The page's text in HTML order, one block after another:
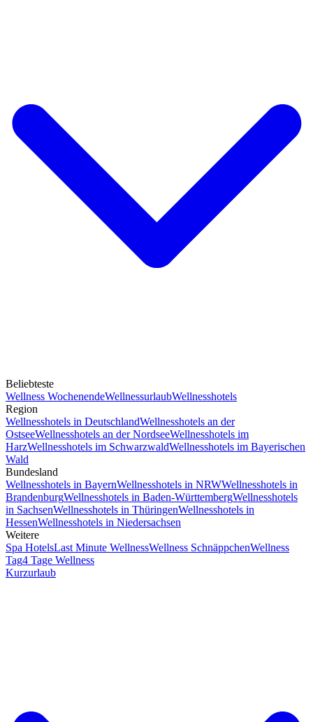
Beliebteste
Wellness WochenendeWellnessurlaubWellnesshotels
Region
Wellnesshotels in DeutschlandWellnesshotels an der
OstseeWellnesshotels an der NordseeWellnesshotels im
HarzWellnesshotels im SchwarzwaldWellnesshotels im Bayerischen
Wald
Bundesland
Wellnesshotels in BayernWellnesshotels in NRWWellnesshotels in
BrandenburgWellnesshotels in Baden-WürttembergWellnesshotels
in SachsenWellnesshotels in ThüringenWellnesshotels in
HessenWellnesshotels in Niedersachsen
Weitere
Spa HotelsLast Minute WellnessWellness SchnäppchenWellness
Tag4 Tage Wellness
Kurzurlaub